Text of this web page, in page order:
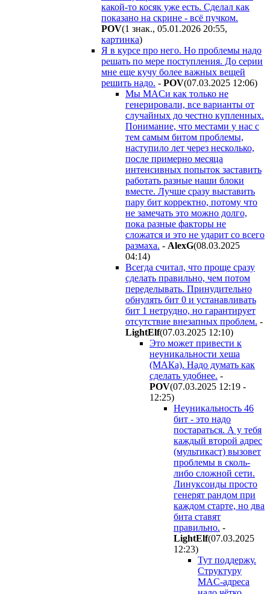
какой-то косяк уже есть. Сделал как
показано на скрине - всё пучком.
POV(1 знак., 05.01.2026 20:55,
картинка)
Я в курсе про него. Но проблемы надо
решать по мере поступления. До серии
мне еще кучу более важных вещей
решить надо. - POV(07.03.2025 12:06)
Мы MACи как только не
генерировали, все варианты от
случайных до честно купленных.
Понимание, что местами у нас с
тем самым битом проблемы,
наступило лет через несколько,
после примерно месяца
интенсивных попыток заставить
работать разные наши блоки
вместе. Лучше сразу выставить
пару бит корректно, потому что
не замечать это можно долго,
пока разные факторы не
сложатся и это не ударит со всего
размаха. - AlexG(08.03.2025
04:14)
Всегда считал, что проще сразу
сделать правильно, чем потом
переделывать. Принудительно
обнулять бит 0 и устанавливать
бит 1 нетрудно, но гарантирует
отсутствие внезапных проблем. -
LightElf(07.03.2025 12:10)
Это может привести к
неуникальности хеша
(МАКа). Надо думать как
сделать удобнее. -
POV(07.03.2025 12:19 -
12:25)
Неуникальность 46
бит - это надо
постараться. А у тебя
каждый второй адрес
(мультикаст) вызовет
проблемы в сколь-
либо сложной сети.
Линуксоиды просто
генерят рандом при
каждом старте, но два
бита ставят
правильно. -
LightElf(07.03.2025
12:23)
Тут поддержу.
Структуру
MAC-адреса